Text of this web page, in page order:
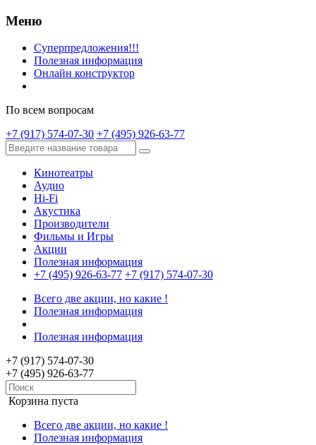
Меню
Суперпредложения!!!
Полезная информация
Онлайн конструктор
По всем вопросам
+7 (917) 574-07-30 +7 (495) 926-63-77
Кинотеатры
Аудио
Hi-Fi
Акустика
Производители
Фильмы и Игры
Акции
Полезная информация
+7 (495) 926-63-77 +7 (917) 574-07-30
Всего две акции, но какие !
Полезная информация
Полезная информация
+7 (917) 574-07-30
+7 (495) 926-63-77
Корзина пуста
Всего две акции, но какие !
Полезная информация